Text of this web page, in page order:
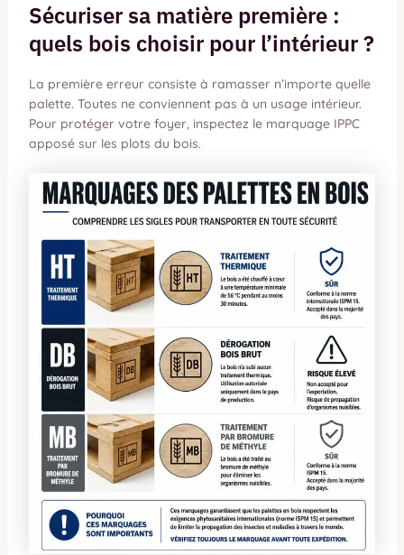
Sécuriser sa matière première :
quels bois choisir pour l’intérieur ?
La première erreur consiste à ramasser n’importe quelle
palette. Toutes ne conviennent pas à un usage intérieur.
Pour protéger votre foyer, inspectez le marquage IPPC
apposé sur les plots du bois.